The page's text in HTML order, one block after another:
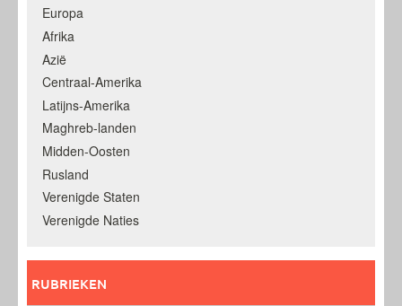
Europa
Afrika
Azië
Centraal-Amerika
Latijns-Amerika
Maghreb-landen
Midden-Oosten
Rusland
Verenigde Staten
Verenigde Naties
RUBRIEKEN